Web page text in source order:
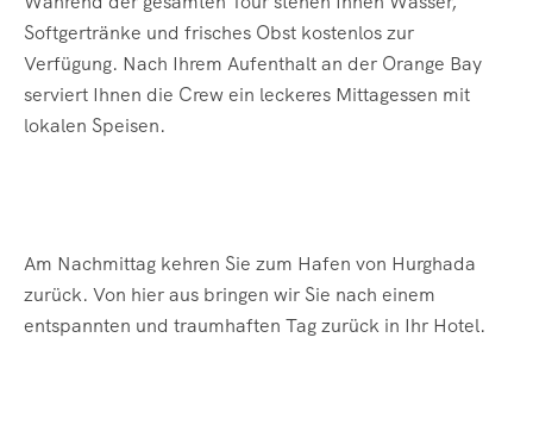
Softgertränke und frisches Obst kostenlos zur
Verfügung. Nach Ihrem Aufenthalt an der Orange Bay
serviert Ihnen die Crew ein leckeres Mittagessen mit
lokalen Speisen.
Am Nachmittag kehren Sie zum Hafen von Hurghada
zurück. Von hier aus bringen wir Sie nach einem
entspannten und traumhaften Tag zurück in Ihr Hotel.